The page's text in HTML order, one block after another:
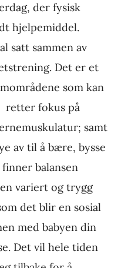
der fysisk
hjelpemiddel.
satt sammen av
Det er et
som kan
retter fokus på
samt
av til å bære, bysse
balansen
variert og trygg
det blir en sosial
med babyen din
Det vil hele tiden